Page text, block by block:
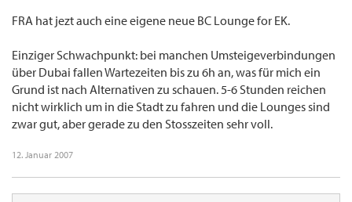
FRA hat jezt auch eine eigene neue BC Lounge for EK.
Einziger Schwachpunkt: bei manchen Umsteigeverbindungen
über Dubai fallen Wartezeiten bis zu 6h an, was für mich ein
Grund ist nach Alternativen zu schauen. 5-6 Stunden reichen
nicht wirklich um in die Stadt zu fahren und die Lounges sind
zwar gut, aber gerade zu den Stosszeiten sehr voll.
12. Januar 2007